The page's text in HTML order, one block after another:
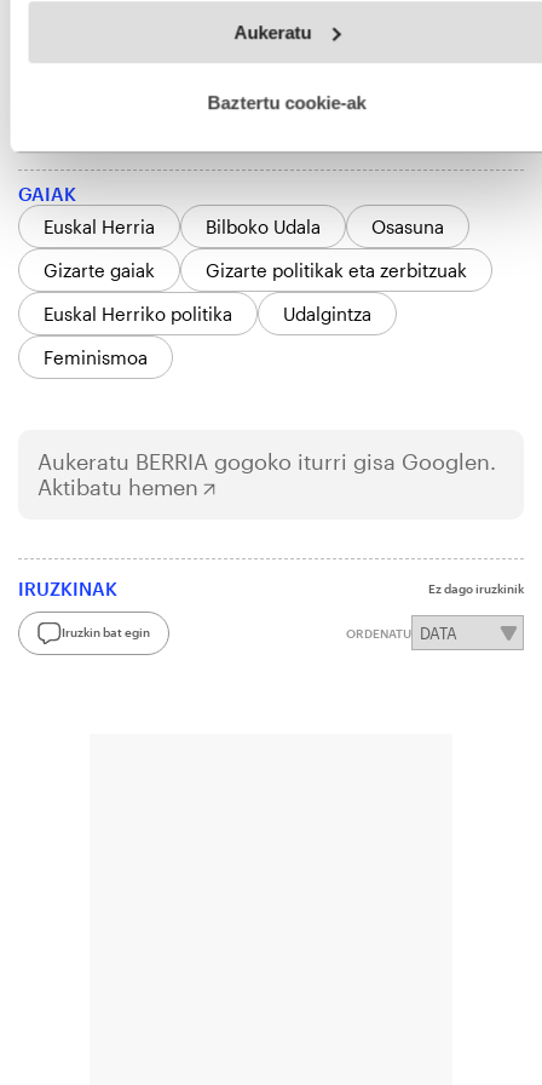
fitxategiak erabiltzen ditu. Zure esperientzia eta zerbitzuak
esplizitua ematen diguzu.Gehiago irakurri
Aukeratu
Baztertu cookie-ak
GAIAK
Euskal Herria
Bilboko Udala
Osasuna
Gizarte gaiak
Gizarte politikak eta zerbitzuak
Euskal Herriko politika
Udalgintza
Feminismoa
Aukeratu BERRIA gogoko iturri gisa Googlen.
Aktibatu hemen
IRUZKINAK Ez dago iruzkinik
Iruzkin bat egin ORDENATU